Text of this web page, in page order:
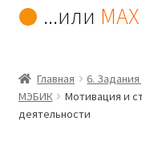
Контакты
...или MAX
Главная
6.
МЭБИК
Мотивация и
деятельности